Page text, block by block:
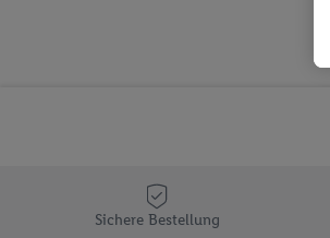
Sichere Bestellung